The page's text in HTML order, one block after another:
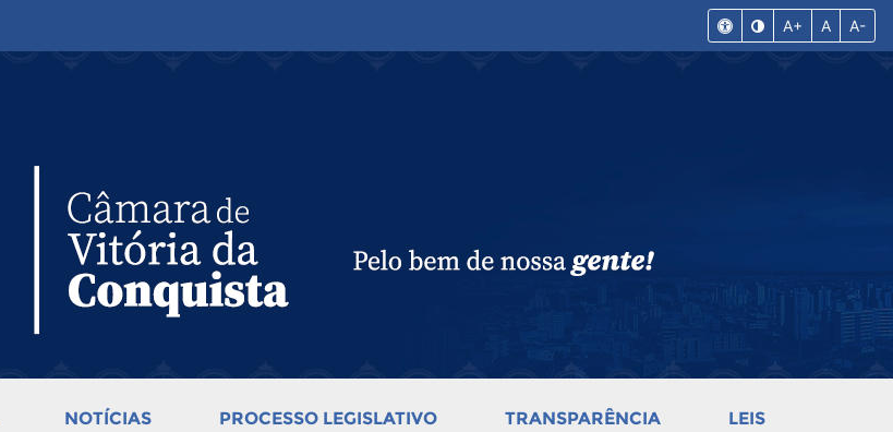
A+ A A-
NOTÍCIAS PROCESSO LEGISLATIVO TRANSPARÊNCIA
LEIS